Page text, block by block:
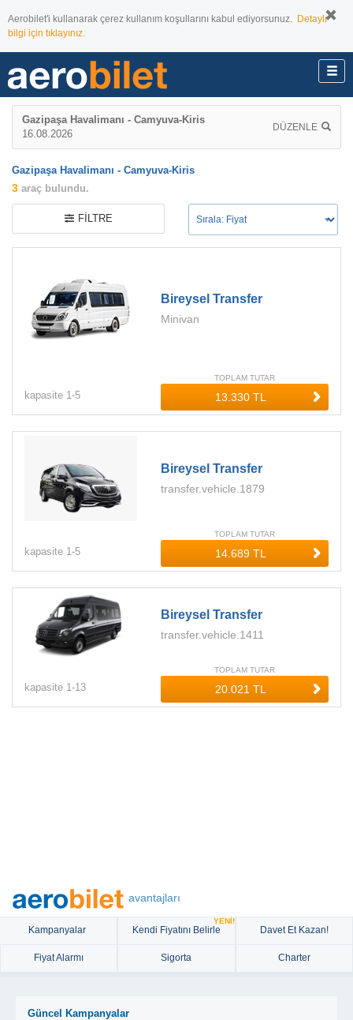
Aerobilet'i kullanarak çerez kullanım koşullarını kabul ediyorsunuz. Detaylı
bilgi için tıklayınız.
Gazipaşa Havalimanı - Camyuva-Kiris
16.08.2026
DÜZENLE
Gazipaşa Havalimanı - Camyuva-Kiris
3 araç bulundu.
FILTRE
Bireysel Transfer
Minivan
kapasite 1-5
TOPLAM TUTAR
Bireysel Transfer
transfer.vehicle.1879
kapasite 1-5
TOPLAM TUTAR
Bireysel Transfer
transfer.vehicle.1411
kapasite 1-13
TOPLAM TUTAR
avantajları
Kampanyalar Kendi Fiyatını Belirle
YENİ!
Davet Et Kazan!
Fiyat Alarmı Sigorta Charter
Güncel Kampanyalar